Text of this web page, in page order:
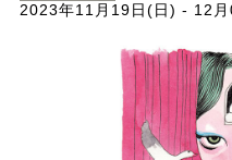
2023年11月19日(日) - 12